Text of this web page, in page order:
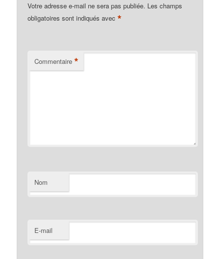
Votre adresse e-mail ne sera pas publiée. Les champs
obligatoires sont indiqués avec*
Commentaire *
Nom
E-mail